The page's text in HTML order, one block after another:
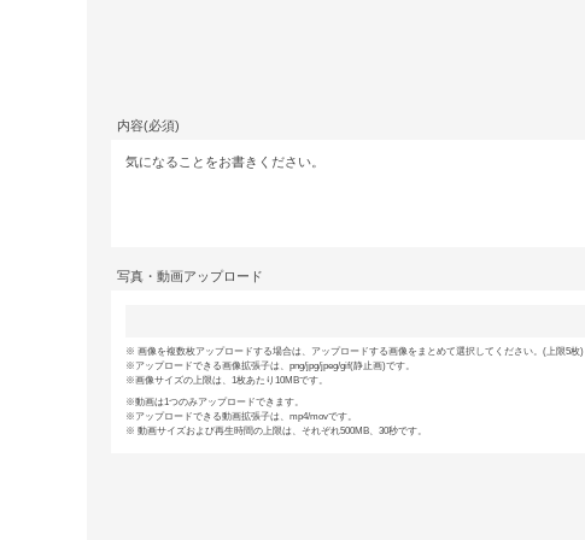
内容(必須)
写真・動画アップロード
画像を複数枚アップロードする場合は、アップロードする画像をまとめて選択してください。(上限5枚)
アップロードできる画像拡張子は、png/jpg/jpeg/gif(静止画)です。
画像サイズの上限は、1枚あたり10MBです。
動画は1つのみアップロードできます。
アップロードできる動画拡張子は、mp4/movです。
動画サイズおよび再生時間の上限は、それぞれ500MB、30秒です。